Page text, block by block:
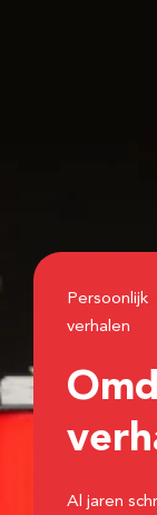
Persoonlijk
verhalen
Al jaren